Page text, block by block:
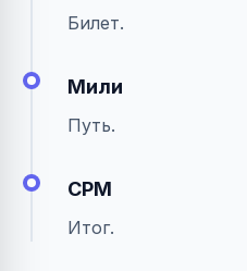
Билет.
Мили
Путь.
CPM
Итог.